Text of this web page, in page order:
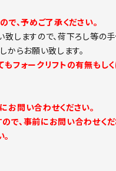
、予めご了承ください。
しますので、荷下ろし等の
からお願い致します。
もフォークリフトの有無もし
お問い合わせください。
で、事前にお問い合わせくだ